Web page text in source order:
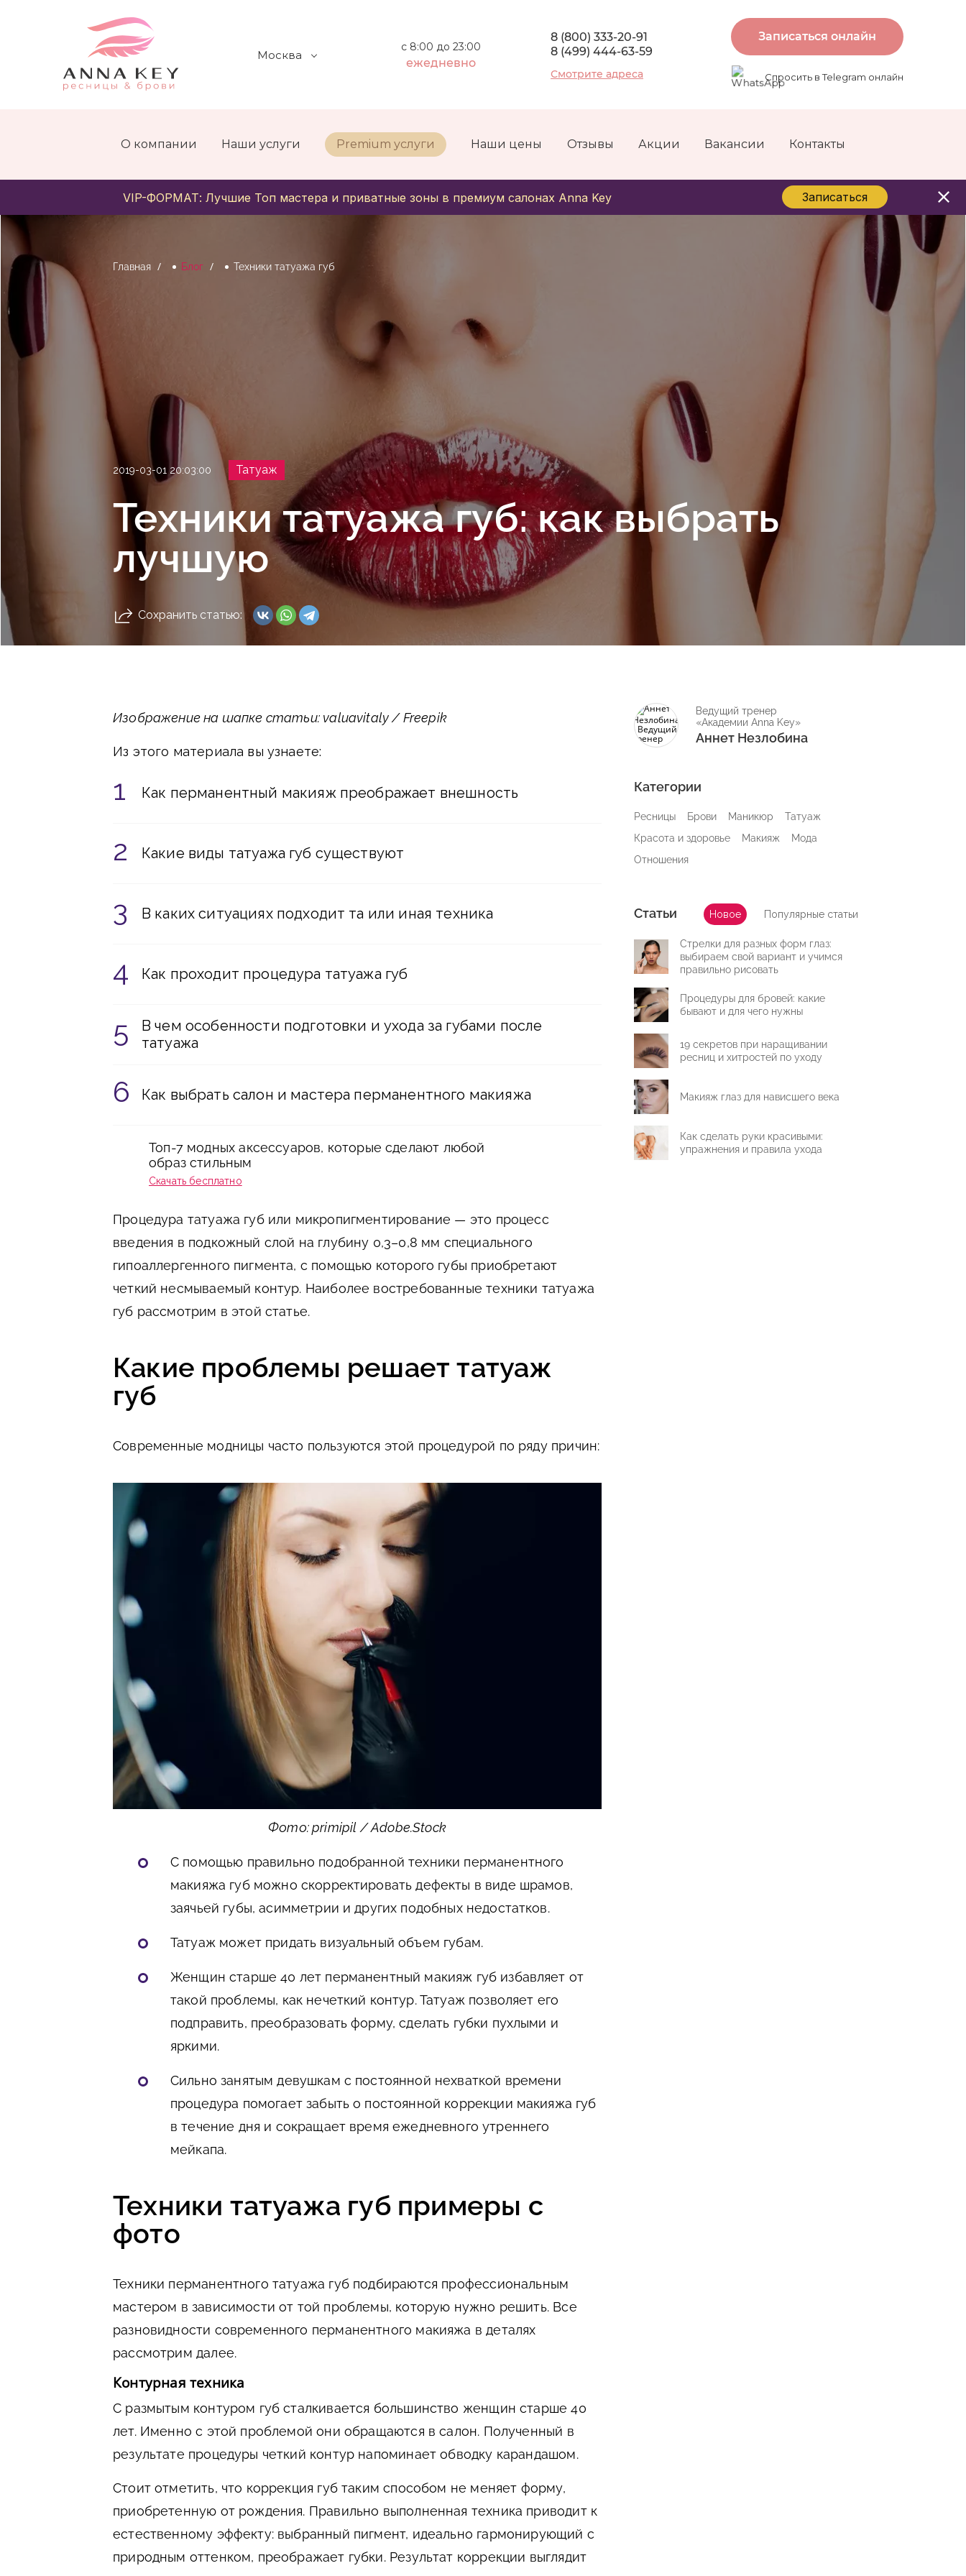
Москва
с 8:00 до 23:00
ежедневно
8 (800) 333-20-91
8 (499) 444-63-59
Смотрите адреса
Записаться онлайн
Спросить в Telegram онлайн
О компании Наши услуги Premium услуги Наши цены Отзывы Акции Вакансии Контакты
Главная Блог Техники татуажа губ
2019-03-01 20:03:00 Татуаж
Техники татуажа губ: как выбрать
лучшую
Сохранить статью:
Изображение на шапке статьи: valuavitaly / Freepik
Из этого материала вы узнаете:
Как перманентный макияж преображает внешность
Какие виды татуажа губ существуют
В каких ситуациях подходит та или иная техника
Как проходит процедура татуажа губ
В чем особенности подготовки и ухода за губами после
татуажа
Как выбрать салон и мастера перманентного макияжа
Топ-7 модных аксессуаров, которые сделают любой
образ стильным
Скачать бесплатно
Процедура татуажа губ или микропигментирование — это процесс
введения в подкожный слой на глубину 0,3–0,8 мм специального
гипоаллергенного пигмента, с помощью которого губы приобретают
четкий несмываемый контур. Наиболее востребованные техники татуажа
губ рассмотрим в этой статье.
Какие проблемы решает татуаж
губ
Современные модницы часто пользуются этой процедурой по ряду причин:
Фото: primipil / Adobe.Stock
С помощью правильно подобранной техники перманентного
макияжа губ можно скорректировать дефекты в виде шрамов,
заячьей губы, асимметрии и других подобных недостатков.
Татуаж может придать визуальный объем губам.
Женщин старше 40 лет перманентный макияж губ избавляет от
такой проблемы, как нечеткий контур. Татуаж позволяет его
подправить, преобразовать форму, сделать губки пухлыми и
яркими.
Сильно занятым девушкам с постоянной нехваткой времени
процедура помогает забыть о постоянной коррекции макияжа губ
в течение дня и сокращает время ежедневного утреннего
мейкапа.
Техники татуажа губ примеры с
фото
Техники перманентного татуажа губ подбираются профессиональным
мастером в зависимости от той проблемы, которую нужно решить. Все
разновидности современного перманентного макияжа в деталях
рассмотрим далее.
Контурная техника
С размытым контуром губ сталкивается большинство женщин старше 40
лет. Именно с этой проблемой они обращаются в салон. Полученный в
результате процедуры четкий контур напоминает обводку карандашом.
Стоит отметить, что коррекция губ таким способом не меняет форму,
приобретенную от рождения. Правильно выполненная техника приводит к
естественному эффекту: выбранный пигмент, идеально гармонирующий с
природным оттенком, преображает губки. Результат коррекции выглядит
Ведущий тренер
«Академии Anna Key»
Аннет Незлобина
Категории
Ресницы Брови Маникюр
Татуаж
Красота и здоровье
Макияж
Мода
Отношения
Статьи Новое Популярные статьи
Стрелки для разных форм глаз:
выбираем свой вариант и учимся
правильно рисовать
Процедуры для бровей: какие
бывают и для чего нужны
19 секретов при наращивании
ресниц и хитростей по уходу
Макияж глаз для нависшего века
Как сделать руки красивыми:
упражнения и правила ухода
VIP-ФОРМАТ: Лучшие Топ мастера и приватные зоны в премиум салонах Anna Key Записаться